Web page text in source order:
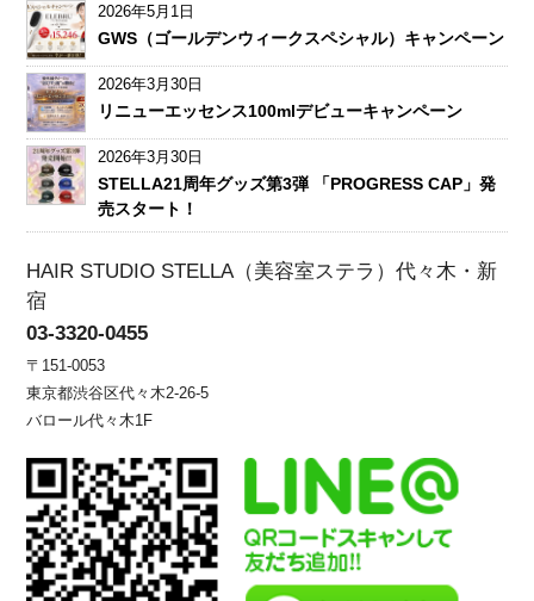
2026年5月1日
GWS（ゴールデンウィークスペシャル）キャンペーン
2026年3月30日
リニューエッセンス100mlデビューキャンペーン
2026年3月30日
STELLA21周年グッズ第3弾 「PROGRESS CAP」発
売スタート！
HAIR STUDIO STELLA（美容室ステラ）代々木・新
宿
03-3320-0455
〒151-0053
東京都渋谷区代々木2-26-5
バロール代々木1F